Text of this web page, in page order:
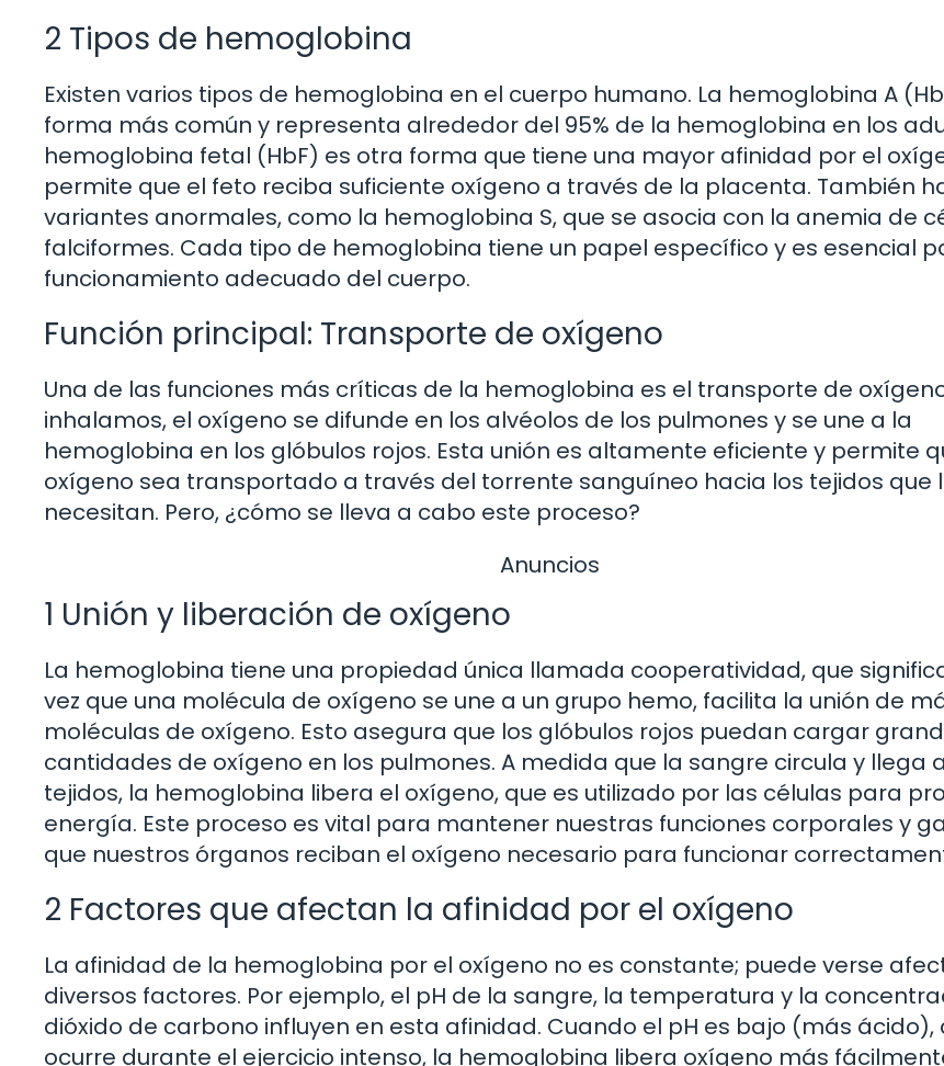
2 Tipos de hemoglobina
Existen varios tipos de hemoglobina en el cuerpo humano. La hemoglobina A
forma más común y representa alrededor del 95% de la hemoglobina en los
hemoglobina fetal (HbF) es otra forma que tiene una mayor afinidad por el
permite que el feto reciba suficiente oxígeno a través de la placenta. También
variantes anormales, como la hemoglobina S, que se asocia con la anemia de
falciformes. Cada tipo de hemoglobina tiene un papel específico y es esencial
funcionamiento adecuado del cuerpo.
Función principal: Transporte de oxígeno
Una de las funciones más críticas de la hemoglobina es el transporte de
inhalamos, el oxígeno se difunde en los alvéolos de los pulmones y se une a la
hemoglobina en los glóbulos rojos. Esta unión es altamente eficiente y permite
oxígeno sea transportado a través del torrente sanguíneo hacia los tejidos que
necesitan. Pero, ¿cómo se lleva a cabo este proceso?
Anuncios
1 Unión y liberación de oxígeno
La hemoglobina tiene una propiedad única llamada cooperatividad, que
vez que una molécula de oxígeno se une a un grupo hemo, facilita la unión de
moléculas de oxígeno. Esto asegura que los glóbulos rojos puedan cargar
cantidades de oxígeno en los pulmones. A medida que la sangre circula y llega
tejidos, la hemoglobina libera el oxígeno, que es utilizado por las células para
energía. Este proceso es vital para mantener nuestras funciones corporales y
que nuestros órganos reciban el oxígeno necesario para funcionar
2 Factores que afectan la afinidad por el oxígeno
La afinidad de la hemoglobina por el oxígeno no es constante; puede verse
diversos factores. Por ejemplo, el pH de la sangre, la temperatura y la
dióxido de carbono influyen en esta afinidad. Cuando el pH es bajo (más ácido),
ocurre durante el ejercicio intenso, la hemoglobina libera oxígeno más